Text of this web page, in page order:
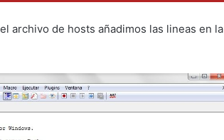
archivo de hosts añadimos las lineas en la